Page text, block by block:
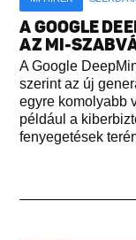
A GOOGLE
AZ MI-
A Google
szerint az új
egyre komolyabb
például a
fenyegetések